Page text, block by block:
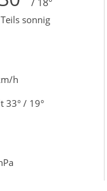
Teils sonnig
h
33° / 19°